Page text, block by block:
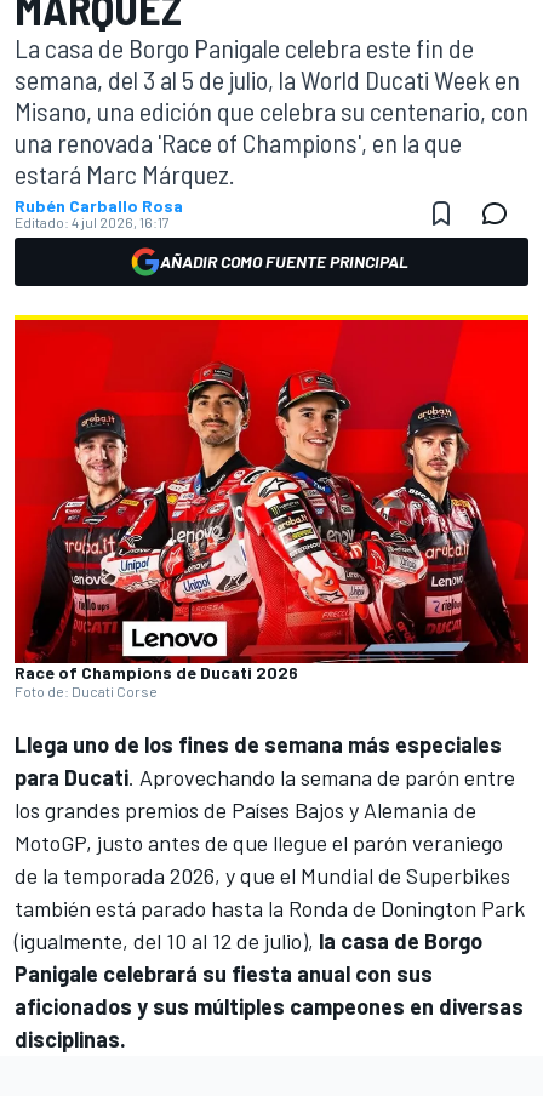
La casa de Borgo Panigale celebra este fin de
semana, del 3 al 5 de julio, la World Ducati Week en
Misano, una edición que celebra su centenario, con
una renovada 'Race of Champions', en la que
estará Marc Márquez.
Rubén Carballo Rosa
Editado: 4 jul 2026, 16:17
AÑADIR COMO FUENTE PRINCIPAL
Race of Champions de Ducati 2026
Foto de: Ducati Corse
Llega uno de los fines de semana más especiales
para Ducati. Aprovechando la semana de parón entre
los grandes premios de Países Bajos y Alemania de
MotoGP, justo antes de que llegue el parón veraniego
de la temporada 2026, y que el Mundial de Superbikes
también está parado hasta la Ronda de Donington Park
(igualmente, del 10 al 12 de julio), la casa de Borgo
Panigale celebrará su fiesta anual con sus
aficionados y sus múltiples campeones en diversas
disciplinas.